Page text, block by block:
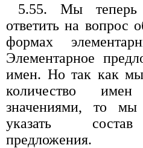
5.55. Мы теперь
ответить на вопрос
формах
Элементарное
имен. Но так как
количество
значениями, то
указать состав
предложения.